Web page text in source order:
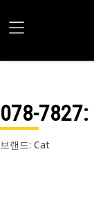
078-7827:
브랜드: Cat